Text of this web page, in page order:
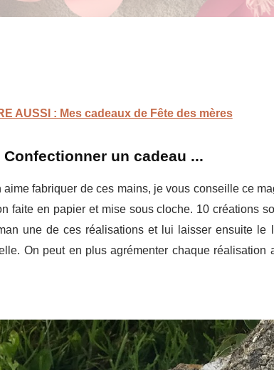
AUSSI : Mes cadeaux de Fête des mères
Confectionner un cadeau ...
fabriquer de ces mains, je vous conseille ce
faite en papier et mise sous cloche. 10 créations
une de ces réalisations et lui laisser ensuite le
On peut en plus agrémenter chaque réalisation